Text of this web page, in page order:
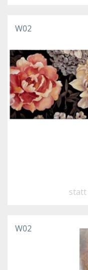
W02
statt
W02